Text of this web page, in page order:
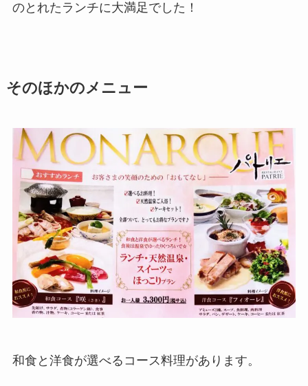
のとれたランチに大満足でした！
そのほかのメニュー
和食と洋食が選べるコース料理があります。